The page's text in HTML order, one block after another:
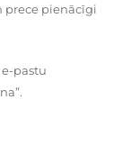
prece pienācīgi
pastu